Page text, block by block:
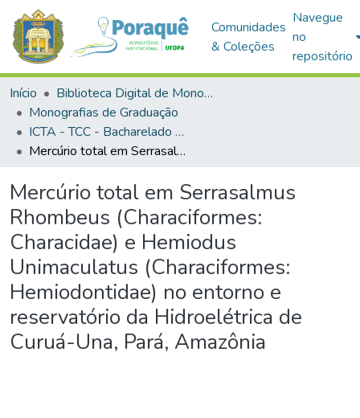
Comunidades
& Coleções
Navegue
no
repositório
Início
Biblioteca Digital de Monografias (BDM)
Monografias de Graduação
ICTA - TCC - Bacharelado em Engenharia Sanitária e Ambiental
Mercúrio total em Serrasalmus Rhombeus (Characiformes: Characidae) e Hemiodus Unimaculatus (Characiformes: Hemiodontidae) no entorno e reservatório da Hidroelétrica de Curuá-Una, Pará, Amazônia
Mercúrio total em Serrasalmus
Rhombeus (Characiformes:
Characidae) e Hemiodus
Unimaculatus (Characiformes:
Hemiodontidae) no entorno e
reservatório da Hidroelétrica de
Curuá-Una, Pará, Amazônia